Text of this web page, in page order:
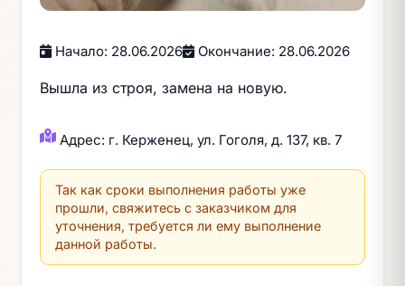
Начало: 28.06.2026 Окончание: 28.06.2026
Вышла из строя, замена на новую.
Адрес: г. Керженец, ул. Гоголя, д. 137, кв. 7
Так как сроки выполнения работы уже
прошли, свяжитесь с заказчиком для
уточнения, требуется ли ему выполнение
данной работы.